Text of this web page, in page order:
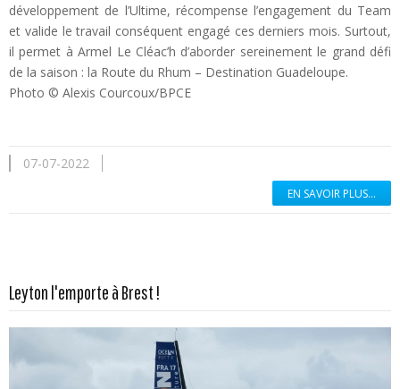
développement de l’Ultime, récompense l’engagement du Team
et valide le travail conséquent engagé ces derniers mois. Surtout,
il permet à Armel Le Cléac’h d’aborder sereinement le grand défi
de la saison : la Route du Rhum – Destination Guadeloupe.
Photo © Alexis Courcoux/BPCE
07-07-2022
EN SAVOIR PLUS...
Leyton l'emporte à Brest !